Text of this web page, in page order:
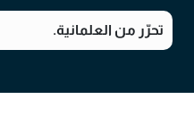
تحرّر من العلمانية.